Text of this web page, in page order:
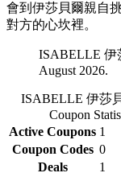
會到伊莎貝爾親自
對方的心坎裡。
ISABELLE 伊
August 2026.
ISABELLE 伊莎
Coupon
Active Coupons 1
Coupon Codes 0
Deals
1